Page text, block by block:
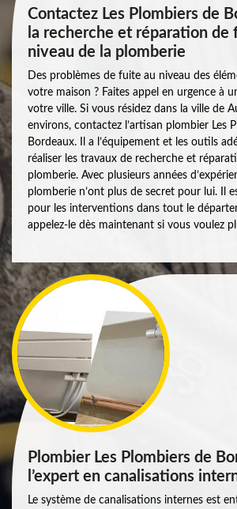
Contactez Les Plombiers de
la recherche et réparation de
niveau de la plomberie
Des problèmes de fuite au niveau des
votre maison ? Faites appel en urgence à
votre ville. Si vous résidez dans la ville de
environs, contactez l’artisan plombier Les
Bordeaux. Il a l’équipement et les outils
réaliser les travaux de recherche et
plomberie. Avec plusieurs années
plomberie n’ont plus de secret pour lui. Il
pour les interventions dans tout le
appelez-le dès maintenant si vous voulez
Plombier Les Plombiers de
l’expert en canalisations
Le système de canalisations internes est